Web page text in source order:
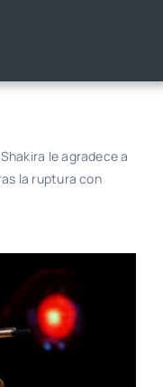
le agradece a
la ruptura con